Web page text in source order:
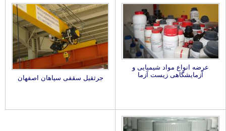
عرضه انواع مواد شیمیایی و
آزمایشگاهی زیست آزما
جرثقیل سقفی سپاهان اصفهان